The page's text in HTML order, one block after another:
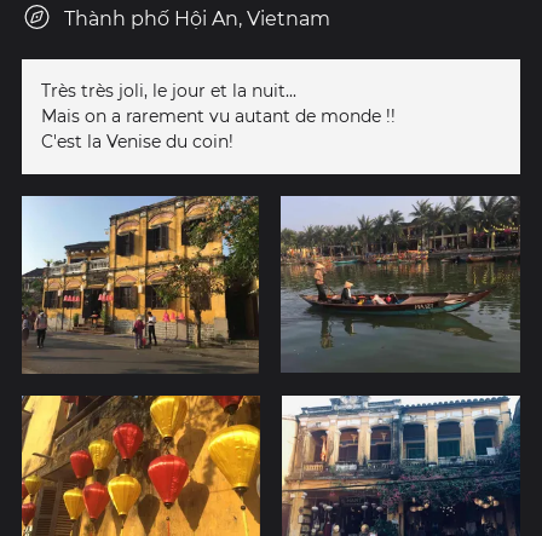
Thành phố Hội An, Vietnam
Très très joli, le jour et la nuit...
Mais on a rarement vu autant de monde !!
C'est la Venise du coin!